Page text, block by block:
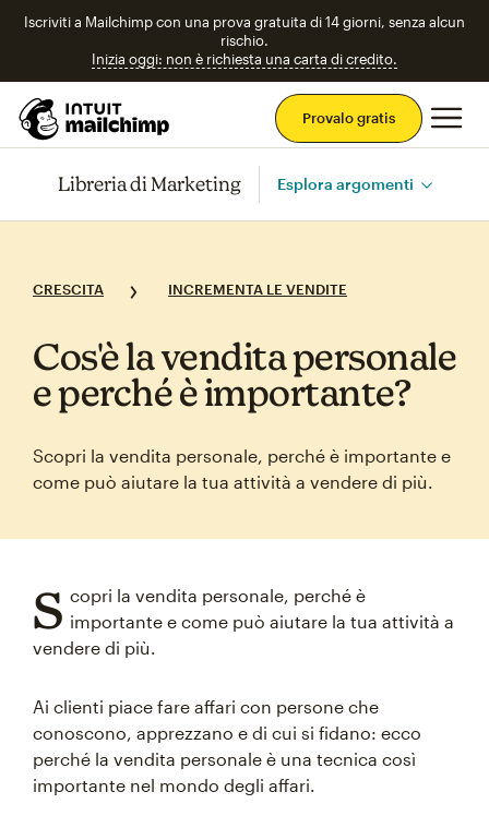
Iscriviti a Mailchimp con una prova gratuita di 14 giorni, senza alcun
rischio.
Inizia oggi: non è richiesta una carta di credito.
Provalo gratis
Libreria di Marketing Esplora argomenti
CRESCITA INCREMENTA LE VENDITE
Cos'è la vendita personale
e perché è importante?
Scopri la vendita personale, perché è importante e
come può aiutare la tua attività a vendere di più.
S copri la vendita personale, perché è
importante e come può aiutare la tua attività a
vendere di più.
Ai clienti piace fare affari con persone che
conoscono, apprezzano e di cui si fidano: ecco
perché la vendita personale è una tecnica così
importante nel mondo degli affari.